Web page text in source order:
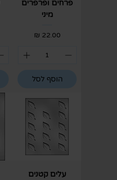
פרחים ופרפרים
מיני
מחיר
הוסף לסל
עלים קטנים